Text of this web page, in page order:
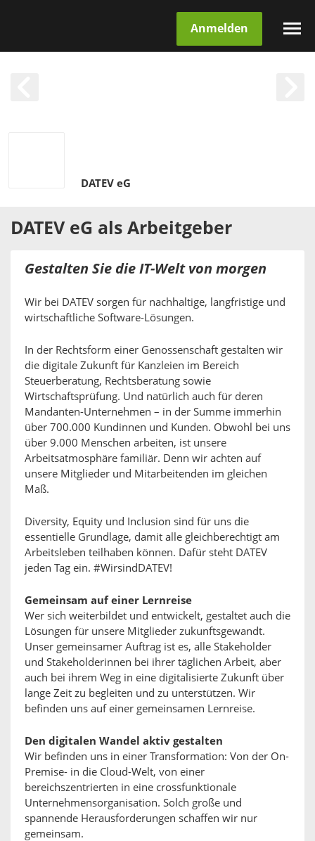
Anmelden
DATEV eG
DATEV eG als Arbeitgeber
Gestalten Sie die IT-Welt von morgen
Wir bei DATEV sorgen für nachhaltige, langfristige und
wirtschaftliche Software-Lösungen.
In der Rechtsform einer Genossenschaft gestalten wir
die digitale Zukunft für Kanzleien im Bereich
Steuerberatung, Rechtsberatung sowie
Wirtschaftsprüfung. Und natürlich auch für deren
Mandanten-Unternehmen – in der Summe immerhin
über 700.000 Kundinnen und Kunden. Obwohl bei uns
über 9.000 Menschen arbeiten, ist unsere
Arbeitsatmosphäre familiär. Denn wir achten auf
unsere Mitglieder und Mitarbeitenden im gleichen
Maß.
Diversity, Equity und Inclusion sind für uns die
essentielle Grundlage, damit alle gleichberechtigt am
Arbeitsleben teilhaben können. Dafür steht DATEV
jeden Tag ein. #WirsindDATEV!
Gemeinsam auf einer Lernreise
Wer sich weiterbildet und entwickelt, gestaltet auch die
Lösungen für unsere Mitglieder zukunftsgewandt.
Unser gemeinsamer Auftrag ist es, alle Stakeholder
und Stakeholderinnen bei ihrer täglichen Arbeit, aber
auch bei ihrem Weg in eine digitalisierte Zukunft über
lange Zeit zu begleiten und zu unterstützen. Wir
befinden uns auf einer gemeinsamen Lernreise.
Den digitalen Wandel aktiv gestalten
Wir befinden uns in einer Transformation: Von der On-
Premise- in die Cloud-Welt, von einer
bereichszentrierten in eine crossfunktionale
Unternehmensorganisation. Solch große und
spannende Herausforderungen schaffen wir nur
gemeinsam.